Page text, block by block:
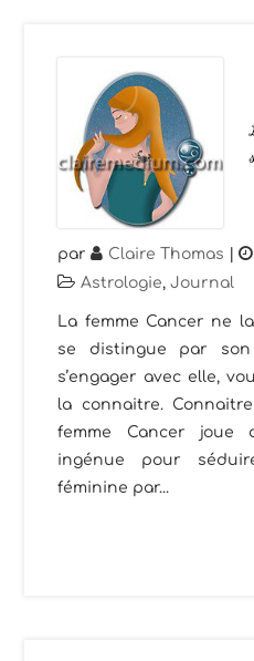
par Claire Thomas |
Astrologie,Journal
La femme Cancer ne
se distingue par
s’engager avec elle,
la connaitre.
femme Cancer joue
ingénue pour
féminine par...